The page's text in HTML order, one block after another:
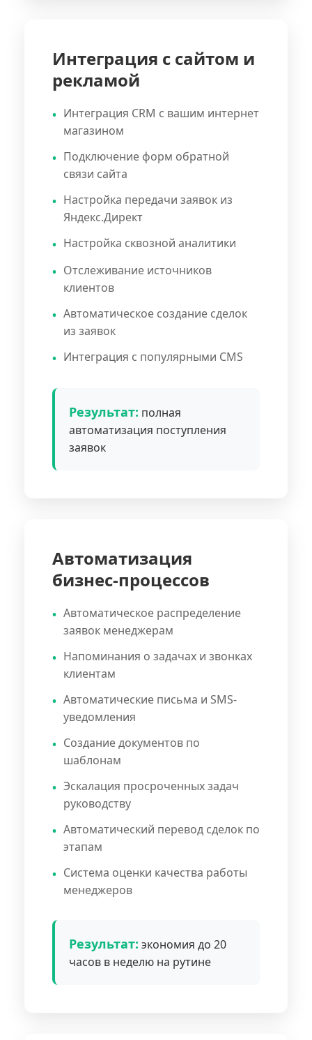
Интеграция с сайтом и
рекламой
Интеграция CRM с вашим интернет
магазином
Подключение форм обратной
связи сайта
Настройка передачи заявок из
Яндекс.Директ
Настройка сквозной аналитики
Отслеживание источников
клиентов
Автоматическое создание сделок
из заявок
Интеграция с популярными CMS
Результат: полная
автоматизация поступления
заявок
Автоматизация
бизнес-процессов
Автоматическое распределение
заявок менеджерам
Напоминания о задачах и звонках
клиентам
Автоматические письма и SMS-
уведомления
Создание документов по
шаблонам
Эскалация просроченных задач
руководству
Автоматический перевод сделок по
этапам
Система оценки качества работы
менеджеров
Результат: экономия до 20
часов в неделю на рутине